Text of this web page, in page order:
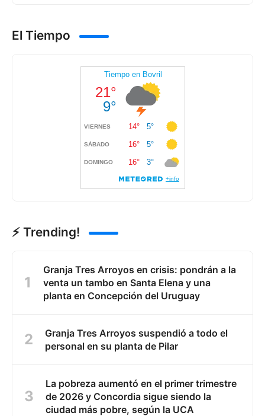
El Tiempo
⚡ Trending!
Granja Tres Arroyos en crisis: pondrán a la
venta un tambo en Santa Elena y una
planta en Concepción del Uruguay
Granja Tres Arroyos suspendió a todo el
personal en su planta de Pilar
La pobreza aumentó en el primer trimestre
de 2026 y Concordia sigue siendo la
ciudad más pobre, según la UCA